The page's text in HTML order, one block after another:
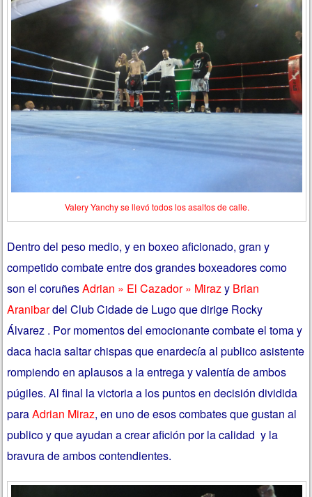
Valery Yanchy se llevó todos los asaltos de calle.
Dentro del peso medio, y en boxeo aficionado, gran y
competido combate entre dos grandes boxeadores como
son el coruñesAdrian » El Cazador » Mirazy Brian
Aranibardel Club Cidade de Lugo que dirige Rocky
Álvarez . Por momentos del emocionante combate el toma y
daca hacia saltar chispas que enardecía al publico asistente
rompiendo en aplausos a la entrega y valentía de ambos
púgiles. Al final la victoria a los puntos en decisión dividida
paraAdrian Miraz, en uno de esos combates que gustan al
publico y que ayudan a crear afición por la calidad y la
bravura de ambos contendientes.